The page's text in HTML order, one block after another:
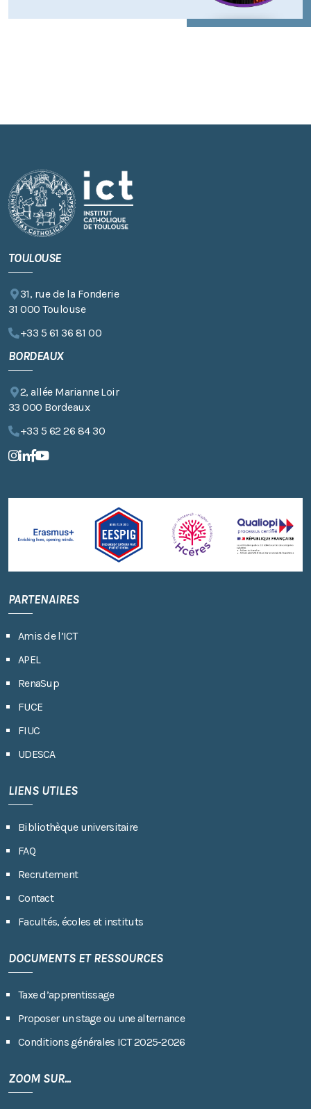
TOULOUSE
31, rue de la Fonderie
31 000 Toulouse
+33 5 61 36 81 00
BORDEAUX
2, allée Marianne Loir
33 000 Bordeaux
+33 5 62 26 84 30
PARTENAIRES
Amis de l’ICT
APEL
RenaSup
FUCE
FIUC
UDESCA
LIENS UTILES
Bibliothèque universitaire
FAQ
Recrutement
Contact
Facultés, écoles et instituts
DOCUMENTS ET RESSOURCES
Taxe d’apprentissage
Proposer un stage ou une alternance
Conditions générales ICT 2025-2026
ZOOM SUR...